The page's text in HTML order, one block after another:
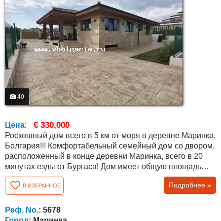
40
Цена: € 330,000
Роскошный дом всего в 5 км от моря в деревне Маринка,
Болгария!!! Комфортабельный семейный дом со двором,
расположенный в конце деревни Маринка, всего в 20
минутах езды от Бургаса! Дом имеет общую площадь
400 кв.м. и двор 589 кв.м. Он состоит из: Полуподвала -
200 кв.м., который можно превратить в отдельный
винный погреб, отдельный тренажерный зал, таверну,
игровую комнату, котельную, склад, бильярдную или что-
то другое. Первый этаж:...
В ИЗБРАННОЕ Подробнее »
Реф. No.: 5678